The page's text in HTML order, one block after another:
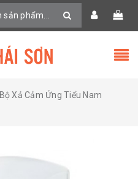
Bộ Xả Cảm Ứng Tiểu Nam